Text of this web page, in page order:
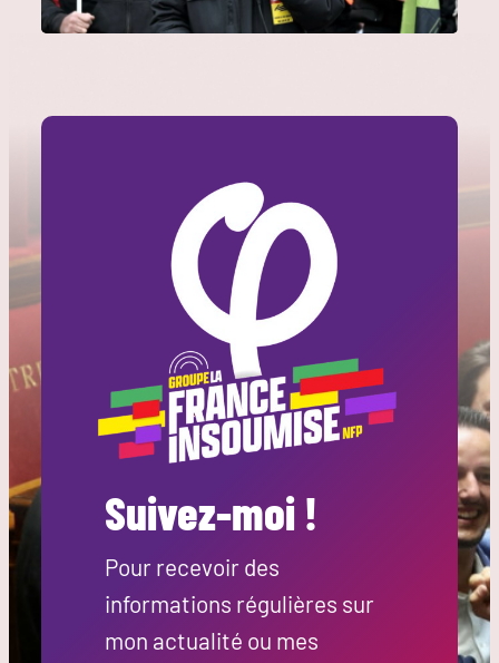
Suivez-moi !
Pour recevoir des
informations régulières sur
mon actualité ou mes